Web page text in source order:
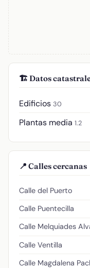
🏗️ Datos
Edificios 30
Plantas media 1.2
📍 Calles cercanas
Calle del Puerto
Calle Puentecilla
Calle Melquiades
Calle Ventilla
Calle Magdalena